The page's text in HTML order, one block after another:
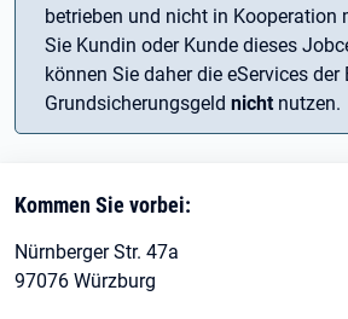
betrieben und nicht in Kooperation
Sie Kundin oder Kunde dieses
können Sie daher die eServices der
Grundsicherungsgeld nicht nutzen.
Kommen Sie vorbei:
Nürnberger Str. 47a
97076 Würzburg